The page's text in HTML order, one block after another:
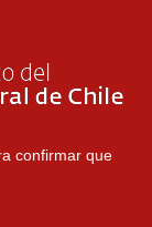
confirmar que